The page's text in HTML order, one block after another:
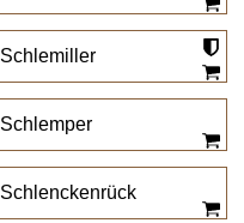
Schlemiller
Schlemper
Schlenckenrück